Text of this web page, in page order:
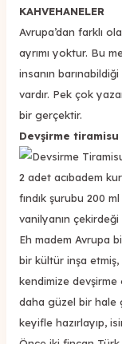
KAHVEHANELER
Avrupa’dan farklı
ayrımı yoktur. Bu
insanın
vardır. Pek çok
bir gerçektir.
Devşirme tiramisu
2 adet acıbadem
fındık şurubu 200
vanilyanın
Eh madem Avrupa
bir kültür inşa
kendimize
daha güzel bir hale
keyifle hazırlayıp,